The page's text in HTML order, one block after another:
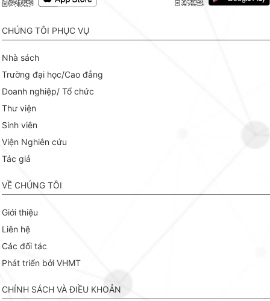
CHÚNG TÔI PHỤC VỤ
Nhà sách
Trường đại học/Cao đẳng
Doanh nghiệp/ Tổ chức
Thư viện
Sinh viên
Viện Nghiên cứu
Tác giả
VỀ CHÚNG TÔI
Giới thiệu
Liên hệ
Các đối tác
Phát triển bởi VHMT
CHÍNH SÁCH VÀ ĐIỀU KHOẢN